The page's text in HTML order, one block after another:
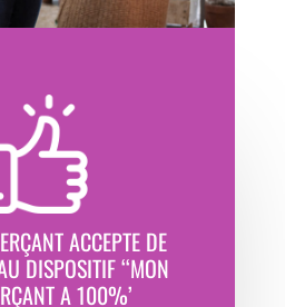
ACCEPTE DE
DISPOSITIF ‘‘MON
A 100%’